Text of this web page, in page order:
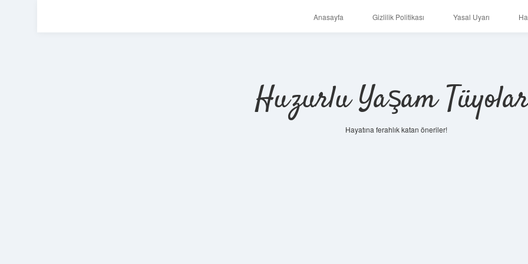
Anasayfa Gizlilik Politikası Yasal Uyarı
Huzurlu Yaşam
Hayatına ferahlık katan öneriler!